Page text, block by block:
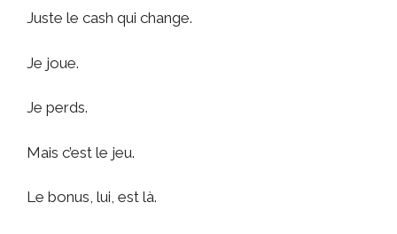
Juste le cash qui change.
Je joue.
Je perds.
Mais c’est le jeu.
Le bonus, lui, est là.